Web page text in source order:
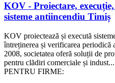
KOV - Proiectare,
sisteme antiincendiu Timiș
KOV proiectează și execută
întreținerea și verificarea
2008, societatea oferă soluții de
pentru clădiri comerciale și indust...
PENTRU FIRME: